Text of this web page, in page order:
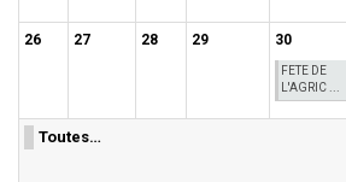
26 27 28 29 30
FETE DE
L'AGRIC ...
Toutes…